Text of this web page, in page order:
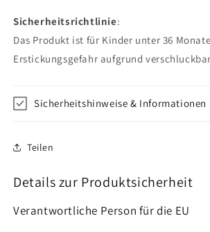
Sicherheitsrichtlinie:
Das Produkt ist für Kinder unter 36
Erstickungsgefahr aufgrund
Sicherheitshinweise & Informationen
Teilen
Details zur Produktsicherheit
Verantwortliche Person für die EU